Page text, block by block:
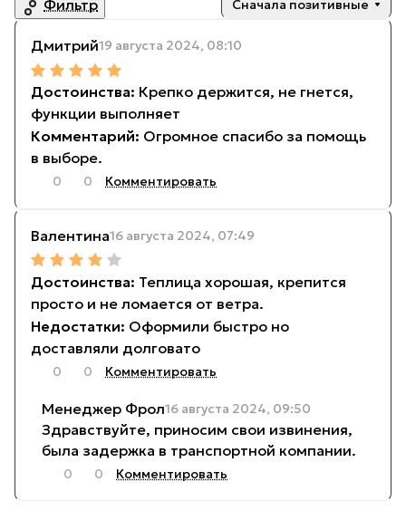
Фильтр Сначала позитивные
Дмитрий19 августа 2024, 08:10
Крепко держится, не гнется,
функции выполняет
Огромное спасибо за помощь
в выборе.
0 0 Комментировать
Валентина16 августа 2024, 07:49
Теплица хорошая, крепится
просто и не ломается от ветра.
Оформили быстро но
доставляли долговато
0 0 Комментировать
Менеджер Фрол16 августа 2024, 09:50
Здравствуйте, приносим свои извинения,
была задержка в транспортной компании.
0 0 Комментировать